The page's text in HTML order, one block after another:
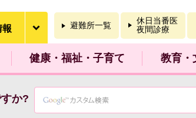
報 避難所一覧
休日当番医
夜間診療
健康・福祉・子育て 教育・
か?